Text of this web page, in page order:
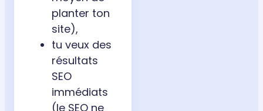
planter ton
site),
tu veux des
résultats
SEO
immédiats
(le SEO ne